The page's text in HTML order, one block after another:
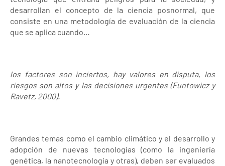
desarrollan el concepto de la ciencia posnormal, que
consiste en una metodología de evaluación de la ciencia
que se aplica cuando…
los factores son inciertos, hay valores en disputa, los
riesgos son altos y las decisiones urgentes (Funtowicz y
Ravetz, 2000).
Grandes temas como el cambio climático y el desarrollo y
adopción de nuevas tecnologías (como la ingeniería
genética, la nanotecnología y otras), deben ser evaluados